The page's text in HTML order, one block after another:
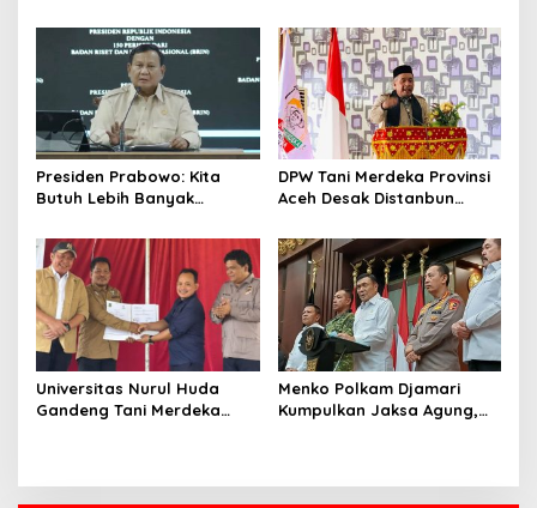
Sudaryono
dalam Sehari
Presiden Prabowo: Kita
Butuh Lebih Banyak
Sains dan Teknologi
DPW Tani Merdeka Provinsi
Aceh Desak Distanbun
Rehabilitasi Lahan
Pertanian Pascabanjir
Universitas Nurul Huda
Gandeng Tani Merdeka
Menko Polkam Djamari
Kumpulkan Jaksa Agung,